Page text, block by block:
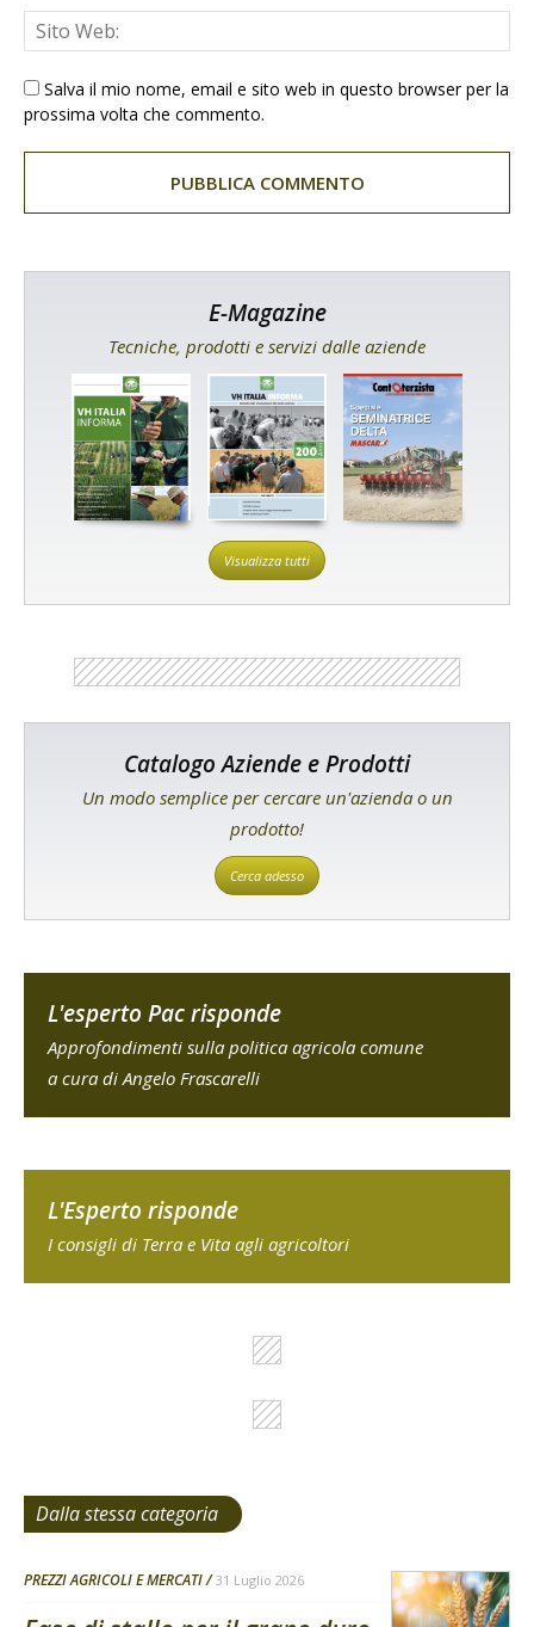
Salva il mio nome, email e sito web in questo browser per la
prossima volta che commento.
E-Magazine
Tecniche, prodotti e servizi dalle aziende
Visualizza tutti
Catalogo Aziende e Prodotti
Un modo semplice per cercare un'azienda o un
prodotto!
Cerca adesso
L'esperto Pac risponde
Approfondimenti sulla politica agricola comune
a cura di Angelo Frascarelli
L'Esperto risponde
I consigli di Terra e Vita agli agricoltori
Dalla stessa categoria
PREZZI AGRICOLI E MERCATI 31 Luglio 2026